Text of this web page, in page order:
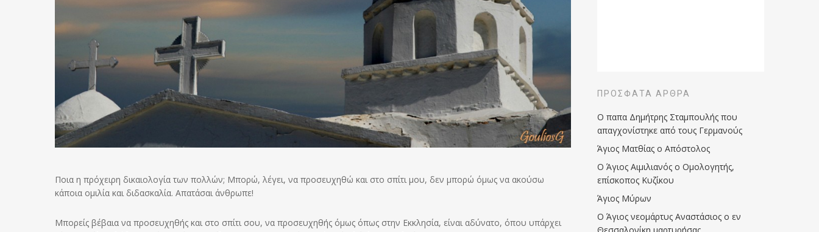
Ποια η πρόχειρη δικαιολογία των πολλών; Μπορώ, λέγει, να προσευχηθώ και στο σπίτι μου, δεν μπορώ όμως να ακούσω
κάποια ομιλία και διδασκαλία. Απατάσαι άνθρωπε!
Μπορείς βέβαια να προσευχηθής και στο σπίτι σου, να προσευχηθής όμως όπως στην Εκκλησία, είναι αδύνατο, όπου υπάρχει
ΠΡΌΣΦΑΤΑ ΆΡΘΡΑ
Ο παπα Δημήτρης Σταμπουλής που
απαγχονίστηκε από τους Γερμανούς
Άγιος Ματθίας ο Απόστολος
Ο Άγιος Αιμιλιανός ο Ομολογητής,
επίσκοπος Κυζίκου
Άγιος Μύρων
Ο Άγιος νεομάρτυς Αναστάσιος ο εν